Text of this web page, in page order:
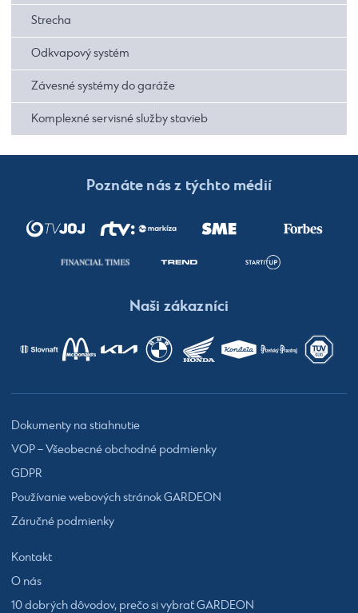
Strecha
Odkvapový systém
Závesné systémy do garáže
Komplexné servisné služby stavieb
Poznáte nás z týchto médií
Naši zákazníci
Dokumenty na stiahnutie
VOP – Všeobecné obchodné podmienky
GDPR
Používanie webových stránok GARDEON
Záručné podmienky
Kontakt
O nás
10 dobrých dôvodov, prečo si vybrať GARDEON